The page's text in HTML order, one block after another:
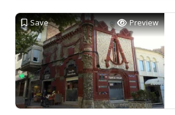
Save Preview